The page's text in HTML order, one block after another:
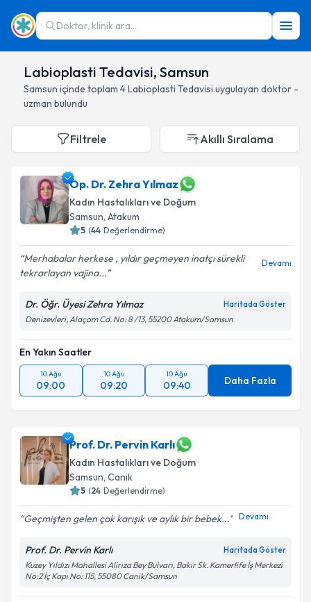
Doktor, klinik ara...
Labioplasti Tedavisi, Samsun
Samsun içinde toplam 4Labioplasti Tedavisi uygulayan doktor -
uzman bulundu
Filtrele Akıllı Sıralama
Op. Dr. Zehra Yılmaz
Kadın Hastalıkları ve Doğum
Samsun, Atakum
5 (44 Değerlendirme)
Merhabalar herkese , yıldır geçmeyen inatçı sürekli
tekrarlayan vajina...
Devamı
Dr. Öğr. Üyesi Zehra Yılmaz Haritada Göster
Denizevleri, Alaçam Cd. No: 8 /13, 55200 Atakum/Samsun
En Yakın Saatler
10 Ağu
09:00
10 Ağu
09:20
10 Ağu
09:40 Daha Fazla
Prof. Dr. Pervin Karlı
Kadın Hastalıkları ve Doğum
Samsun, Canik
5 (24 Değerlendirme)
Geçmişten gelen çok karışık ve aylık bir bebek... Devamı
Prof. Dr. Pervin Karlı Haritada Göster
Kuzey Yıldızı Mahallesi Alirıza Bey Bulvarı, Bakır Sk. Kamerlife İş Merkezi
No:2 İç Kapı No: 115, 55080 Canik/Samsun